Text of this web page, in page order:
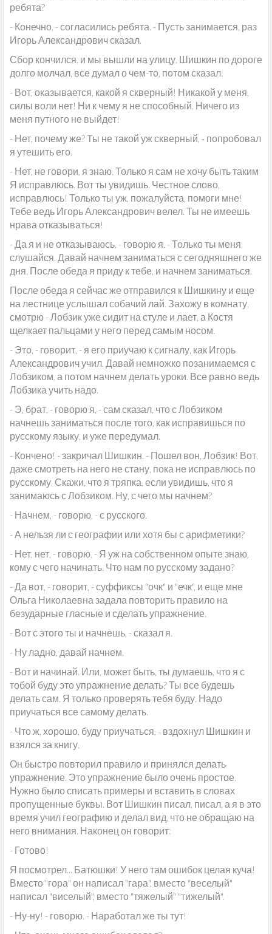
ребята?
- Конечно, - согласились ребята. - Пусть занимается, раз
Игорь Александрович сказал.
Сбор кончился, и мы вышли на улицу. Шишкин по дороге
долго молчал, все думал о чем-то, потом сказал:
- Вот, оказывается, какой я скверный! Никакой у меня,
силы воли нет! Ни к чему я не способный. Ничего из
меня путного не выйдет!
- Нет, почему же? Ты не такой уж скверный, - попробовал
я утешить его.
- Нет, не говори, я знаю. Только я сам не хочу быть таким
Я исправлюсь. Вот ты увидишь. Честное слово,
исправлюсь! Только ты уж, пожалуйста, помоги мне!
Тебе ведь Игорь Александрович велел. Ты не имеешь
нрава отказываться!
- Да я и не отказываюсь, - говорю я. - Только ты меня
слушайся. Давай начнем заниматься с сегодняшнего же
дня. После обеда я приду к тебе, и начнем заниматься.
После обеда я сейчас же отправился к Шишкину и еще
на лестнице услышал собачий лай. Захожу в комнату,
смотрю - Лобзик уже сидит на стуле и лает, а Костя
щелкает пальцами у него перед самым носом.
- Это, - говорит, - я его приучаю к сигналу, как Игорь
Александрович учил. Давай немножко позанимаемся с
Лобзиком, а потом начнем делать уроки. Все равно ведь
Лобзика учить надо.
- Э, брат, - говорю я, - сам сказал, что с Лобзиком
начнешь заниматься после того, как исправишься по
русскому языку, и уже передумал.
- Кончено! - закричал Шишкин. - Пошел вон, Лобзик! Вот,
даже смотреть на него не стану, пока не исправлюсь по
русскому. Скажи, что я тряпка, если увидишь, что я
занимаюсь с Лобзиком. Ну, с чего мы начнем?
- Начнем, - говорю, - с русского.
- А нельзя ли с географии или хотя бы с арифметики?
- Нет, нет, - говорю. - Я уж на собственном опыте знаю,
кому с чего начинать. Что нам по русскому задано?
- Да вот, - говорит, - суффиксы "очк" и "ечк", и еще мне
Ольга Николаевна задала повторить правило на
безударные гласные и сделать упражнение.
- Вот с этого ты и начнешь, - сказал я.
- Ну ладно, давай начнем.
- Вот и начинай. Или, может быть, ты думаешь, что я с
тобой буду это упражнение делать? Ты все будешь
делать сам. Я только проверять тебя буду. Надо
приучаться все самому делать.
- Что ж, хорошо, буду приучаться, - вздохнул Шишкин и
взялся за книгу.
Он быстро повторил правило и принялся делать
упражнение. Это упражнение было очень простое.
Нужно было списать примеры и вставить в словах
пропущенные буквы. Вот Шишкин писал, писал, а я в это
время учил географию и делал вид, что не обращаю на
него внимания. Наконец он говорит:
- Готово!
Я посмотрел... Батюшки! У него там ошибок целая куча!
Вместо "гора" он написал "гара", вместо "веселый"
написал "виселый", вместо "тяжелый" "тижелый".
- Ну-ну! - говорю. - Наработал же ты тут!